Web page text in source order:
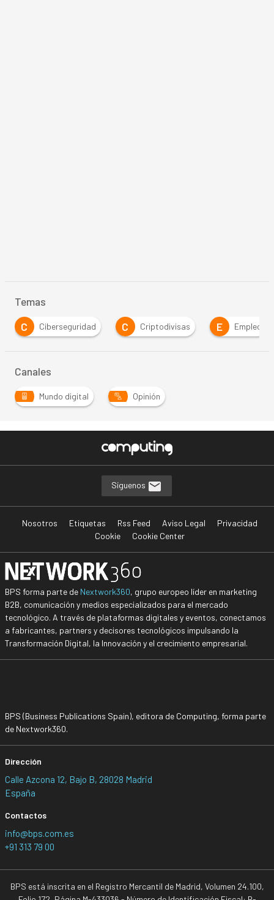
Temas
C Criptodivisas E Empleo I
Canales
Mundo digital Opinión
Síguenos
Nosotros Etiquetas Rss Feed Aviso Legal
Privacidad
Cookie
Cookie Center
BPS forma parte de Nextwork360, grupo europeo líder en marketing
B2B, comunicación y medios especializados para el mercado
tecnológico. A través de plataformas digitales y eventos, conectamos
a fabricantes, partners y decisores tecnológicos impulsando la
Transformación Digital, la Innovación y el crecimiento empresarial.
BPS (Business Publications Spain), editora de Computing, forma parte
de Nextwork360.
Dirección
Calle Azcona 12, Bajo B, 28028 Madrid
España
Contactos
info@bps.com.es
+91 313 79 00
BPS está inscrita en el Registro Mercantil de Madrid, Volumen 24.100,